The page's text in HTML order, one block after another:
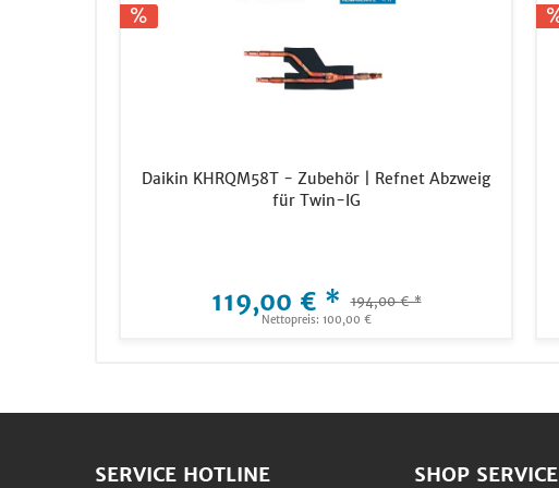
Daikin KHRQM58T - Zubehör | Refnet Abzweig
für Twin-IG
119,00 € * 194,00 € *
Nettopreis: 100,00 €
SERVICE HOTLINE SHOP SERVICE